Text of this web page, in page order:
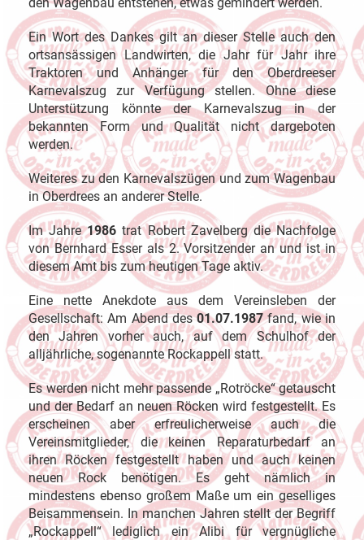
Ein Wort des Dankes gilt an dieser Stelle auch den
ortsansässigen Landwirten, die Jahr für Jahr ihre
Traktoren und Anhänger für den Oberdreeser
Karnevalszug zur Verfügung stellen. Ohne diese
Unterstützung könnte der Karnevalszug in der
bekannten Form und Qualität nicht dargeboten
werden.
Weiteres zu den Karnevalszügen und zum Wagenbau
in Oberdrees an anderer Stelle.
Im Jahre1986 trat Robert Zavelberg die Nachfolge
von Bernhard Esser als 2. Vorsitzender an und ist in
diesem Amt bis zum heutigen Tage aktiv.
Eine nette Anekdote aus dem Vereinsleben der
Gesellschaft: Am Abend des01.07.1987fand, wie in
den Jahren vorher auch, auf dem Schulhof der
alljährliche, sogenannte Rockappell statt.
Es werden nicht mehr passende „Rotröcke“ getauscht
und der Bedarf an neuen Röcken wird festgestellt. Es
erscheinen aber erfreulicherweise auch die
Vereinsmitglieder, die keinen Reparaturbedarf an
ihren Röcken festgestellt haben und auch keinen
neuen Rock benötigen. Es geht nämlich in
mindestens ebenso großem Maße um ein geselliges
Beisammensein. In manchen Jahren stellt der Begriff
„Rockappell“ lediglich ein Alibi für vergnügliche